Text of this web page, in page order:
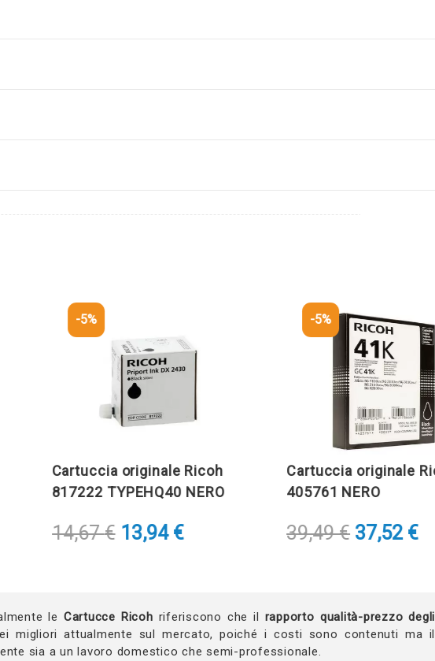
Cartuccia originale Ricoh
817222 TYPEHQ40 NERO
14,67€Il
era:
14,67 €.
13,94€Il
è:
13,94 €.
Cartuccia originale Ricoh
405761 NERO
39,49€Il
era:
37,52€Il
è:
le Cartucce Ricoh riferiscono che il rapporto qualità-prezzo degli
migliori attualmente sul mercato, poiché i costi sono contenuti ma il
sia a un lavoro domestico che semi-professionale.